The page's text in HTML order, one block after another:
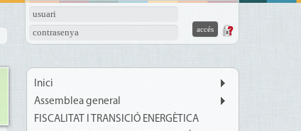
usuari
contrasenya
Inici
Assemblea general
FISCALITAT I TRANSICIÓ ENERGÈTICA